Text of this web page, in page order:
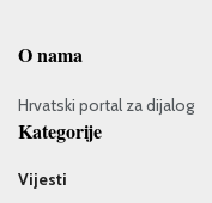
O nama
Hrvatski portal za dijalog
Kategorije
Vijesti